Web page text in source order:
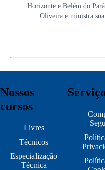
Horizonte e Belém do
Oliveira e ministra
Nossos
cursos
Livres
Técnicos
Especialização
Técnica